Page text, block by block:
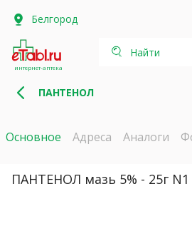
Белгород
интернет-аптека
Найти
ПАНТЕНОЛ
Основное Адреса Аналоги
ПАНТЕНОЛ мазь 5% - 25г N1